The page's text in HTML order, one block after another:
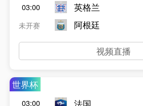
03:00
未开赛
英格兰
阿根廷
视频直播
世界杯
03:00
法国